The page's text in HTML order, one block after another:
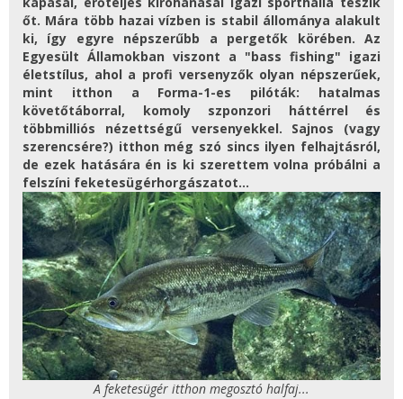
őt. Mára több hazai vízben is stabil állománya alakult
ki, így egyre népszerűbb a pergetők körében. Az
Egyesült Államokban viszont a "bass fishing" igazi
életstílus, ahol a profi versenyzők olyan népszerűek,
mint itthon a Forma-1-es pilóták: hatalmas
követőtáborral, komoly szponzori háttérrel és
többmilliós nézettségű versenyekkel. Sajnos (vagy
szerencsére?) itthon még szó sincs ilyen felhajtásról,
de ezek hatására én is ki szerettem volna próbálni a
felszíni feketesügérhorgászatot...
A feketesügér itthon megosztó halfaj...